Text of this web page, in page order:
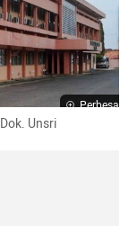
Perbesar
Unsri